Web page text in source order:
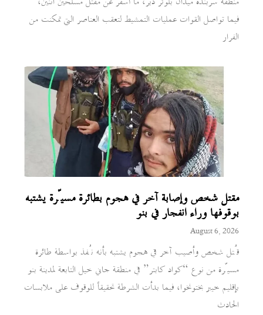
فيما تواصل القوات عمليات التمشيط لتعقب العناصر التي تمكنت من
الفرار
مقتل شخص وإصابة آخر في هجوم بطائرة مسيّرة يشتبه
بوقوفها وراء انفجار في بنو
August 6, 2026
قُتل شخص وأصيب آخر في هجوم يشتبه بأنه نُفذ بواسطة طائرة
مسيّرة من نوع “كواد كابتر” في منطقة جاني خيل التابعة لمدينة بنو
بإقليم خيبر بختونخوا، فيما بدأت الشرطة تحقيقاً للوقوف على ملابسات
الحادث